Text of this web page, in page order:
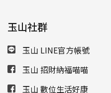
玉山社群
玉山 LINE官方帳號
玉山 招財納福喵喵
玉山 數位生活好康